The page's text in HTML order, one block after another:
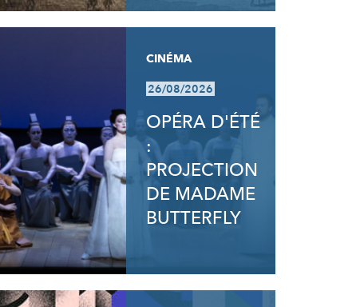
CINÉMA
26/08/2026
OPÉRA D'ÉTÉ
:
PROJECTION
DE MADAME
BUTTERFLY